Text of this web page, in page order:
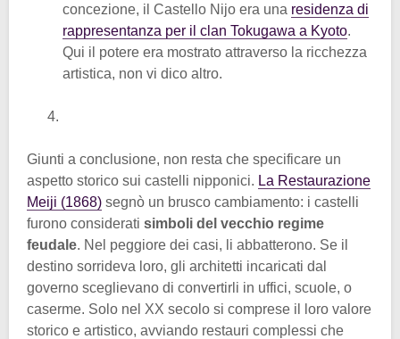
concezione, il Castello Nijo era una residenza di
rappresentanza per il clan Tokugawa a Kyoto.
Qui il potere era mostrato attraverso la ricchezza
artistica, non vi dico altro.
Giunti a conclusione, non resta che specificare un
aspetto storico sui castelli nipponici. La Restaurazione
Meiji (1868) segnò un brusco cambiamento: i castelli
furono considerati simboli del vecchio regime
feudale. Nel peggiore dei casi, li abbatterono. Se il
destino sorrideva loro, gli architetti incaricati dal
governo sceglievano di convertirli in uffici, scuole, o
caserme. Solo nel XX secolo si comprese il loro valore
storico e artistico, avviando restauri complessi che